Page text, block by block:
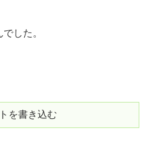
した。
を書き込む